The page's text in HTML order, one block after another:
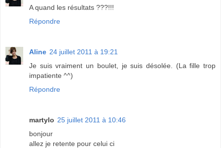
A quand les résultats ???!!!
Répondre
Aline 24 juillet 2011 à 19:21
Je suis vraiment un boulet, je suis désolée. (La fille trop
impatiente ^^)
Répondre
martylo 25 juillet 2011 à 10:46
bonjour
allez je retente pour celui ci